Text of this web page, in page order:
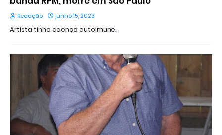
Redação junho 15, 2023
Artista tinha doença autoimune.